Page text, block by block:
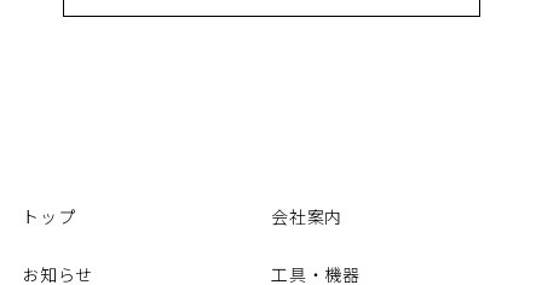
トップ 会社案内
お知らせ 工具・機器